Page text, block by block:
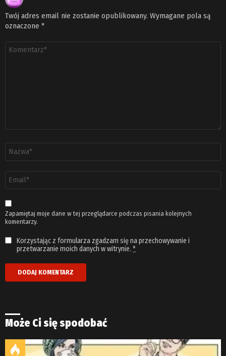
Twój adres email nie zostanie opublikowany. Wymagane pola są
oznaczone *
email
*
Zapamiętaj moje dane w tej przeglądarce podczas pisania kolejnych
komentarzy.
Korzystając z formularza zgadzam się na przechowywanie i
przetwarzanie moich danych w witrynie. *
Może Ci się spodobać